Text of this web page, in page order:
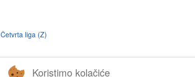
Četvrta liga (Z)
Koristimo kolačiće